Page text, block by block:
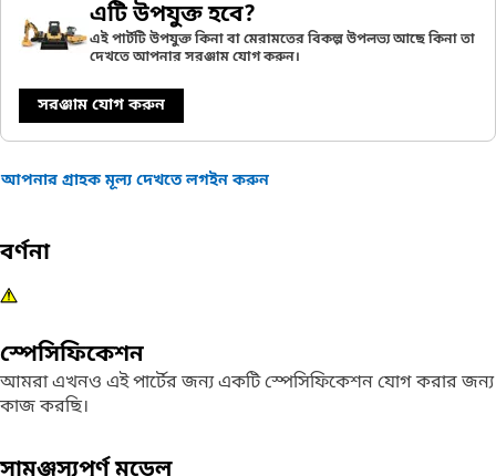
এটি উপযুক্ত হবে?
এই পার্টটি উপযুক্ত কিনা বা মেরামতের বিকল্প উপলভ্য আছে কিনা তা
দেখতে আপনার সরঞ্জাম যোগ করুন।
সরঞ্জাম যোগ করুন
আপনার গ্রাহক মূল্য দেখতে লগইন করুন
বর্ণনা
স্পেসিফিকেশন
আমরা এখনও এই পার্টের জন্য একটি স্পেসিফিকেশন যোগ করার জন্য
কাজ করছি।